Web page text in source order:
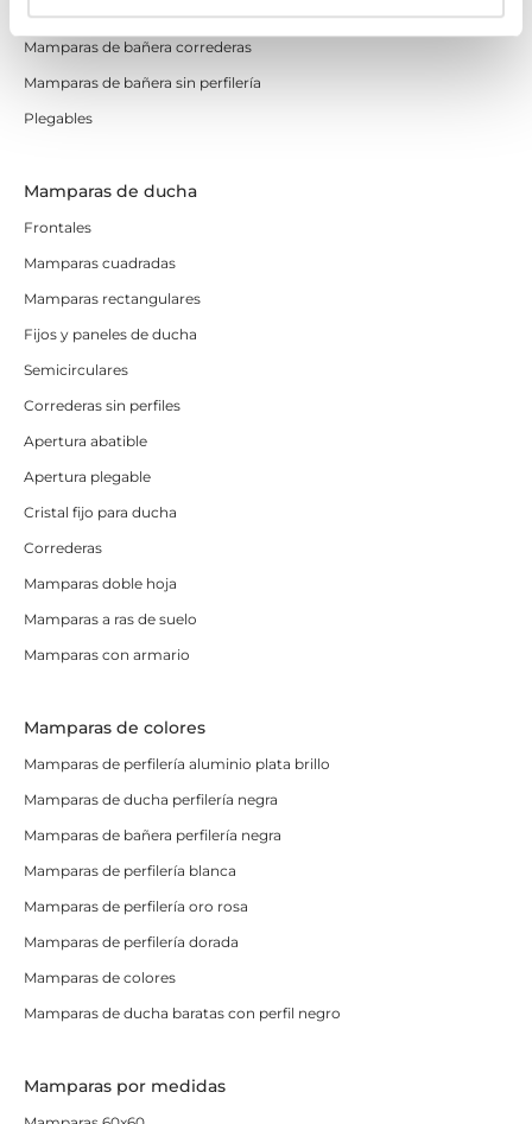
Mamparas de bañera abatibles
Mamparas de bañera correderas
Mamparas de bañera sin perfilería
Plegables
Mamparas de ducha
Frontales
Mamparas cuadradas
Mamparas rectangulares
Fijos y paneles de ducha
Semicirculares
Correderas sin perfiles
Apertura abatible
Apertura plegable
Cristal fijo para ducha
Correderas
Mamparas doble hoja
Mamparas a ras de suelo
Mamparas con armario
Mamparas de colores
Mamparas de perfilería aluminio plata brillo
Mamparas de ducha perfilería negra
Mamparas de bañera perfilería negra
Mamparas de perfilería blanca
Mamparas de perfilería oro rosa
Mamparas de perfilería dorada
Mamparas de colores
Mamparas de ducha baratas con perfil negro
Mamparas por medidas